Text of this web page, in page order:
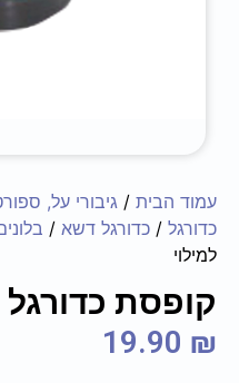
עמוד הבית / גיבורי על,
כדורגל / כדורגל דשא /
למילוי
קופסת כדורגל
19.90 ₪